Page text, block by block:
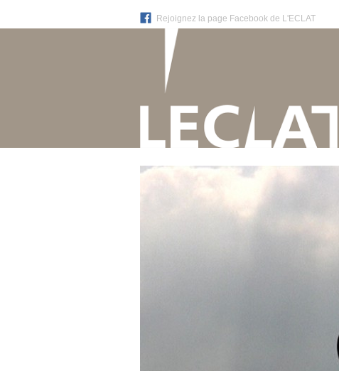
Rejoignez la page Facebook de L'ECLAT